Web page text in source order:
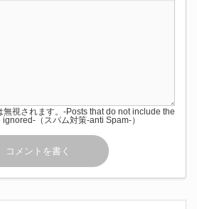
無視されます。-Posts that do not include the
（スパム対策-anti Spam-）